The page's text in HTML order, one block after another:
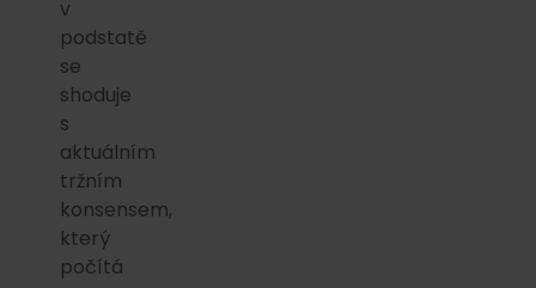
v
podstatě
se
shoduje
s
aktuálním
tržním
konsensem,
který
počítá